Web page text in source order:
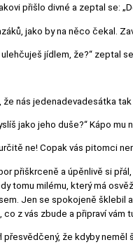
přišlo divné a zeptal se:
jako by na něco čekal.
jídlem, že?“ zeptal
že nás jedenadevadesátka
jako jeho duše?“ Kápo
ne! Copak vás pitomci
přiškrceně a úpěnlivě si
tomu milému, který má
Jen se spokojeně šklebil
z vás zbude a připraví vám
přesvědčený, že kdyby